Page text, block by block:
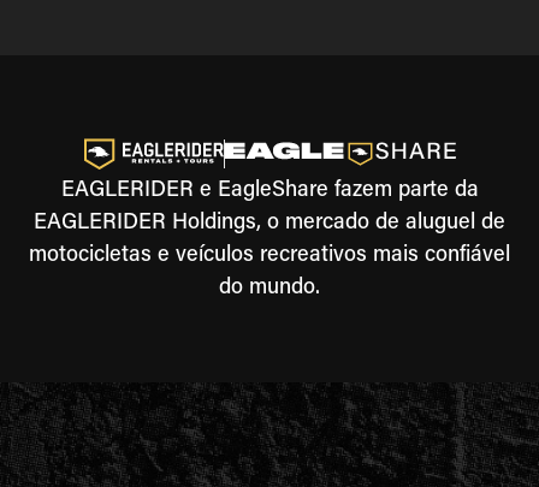
EAGLERIDER e EagleShare fazem parte da
EAGLERIDER Holdings, o mercado de aluguel de
motocicletas e veículos recreativos mais confiável
do mundo.